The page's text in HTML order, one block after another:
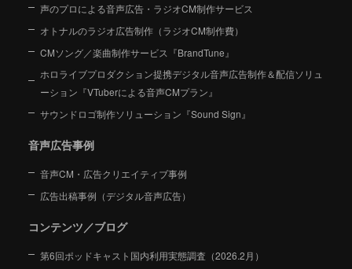
声のプロによる音声広告・ラジオCM制作サービス
オトナルのラジオ広告制作（ラジオCM制作費）
CMソング／楽曲制作サービス『BrandTune』
ホロライブプロダクション提携デジタル音声広告制作＆配信ソリュ
ーション 『VTuberによる音声CMプラン』
サウンドロゴ制作ソリューション『Sound Sign』
音声広告事例
音声CM・広告クリエイティブ事例
広告出稿事例（デジタル音声広告）
コンテンツ／ブログ
第6回ポッドキャスト国内利用実態調査（2026.2月）